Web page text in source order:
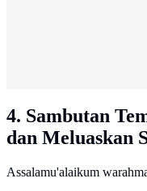
4. Sambutan
dan Meluaskan
Assalamu'alaikum